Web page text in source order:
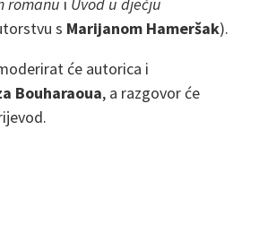
s Marijanom Hameršak).
će autorica i
Bouharaoua, a razgovor će